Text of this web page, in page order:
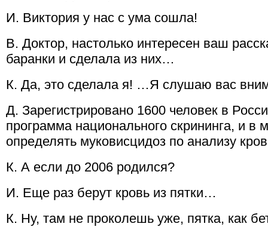
И. Виктория у нас с ума сошла!
В. Доктор, настолько интересен ваш
баранки и сделала из них…
К. Да, это сделала я! …Я слушаю вас
Д. Зарегистрировано 1600 человек в
программа национального скрининга, и в
определять муковисцидоз по анализу
К. А если до 2006 родился?
И. Еще раз берут кровь из пятки…
К. Ну, там не проколешь уже, пятка, как